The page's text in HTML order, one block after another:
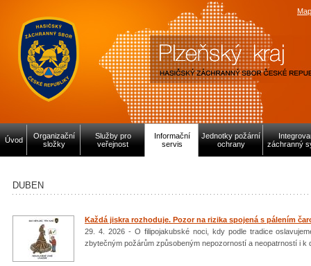
Úvod
Organizační
složky
Služby pro
veřejnost
Informační
servis
Jednotky požární
ochrany
záchranný
DUBEN
Každá jiskra rozhoduje. Pozor na rizika spojená s pálením
29. 4. 2026 - O filipojakubské noci, kdy podle tradice
zbytečným požárům způsobeným nepozorností a neopatrností i k